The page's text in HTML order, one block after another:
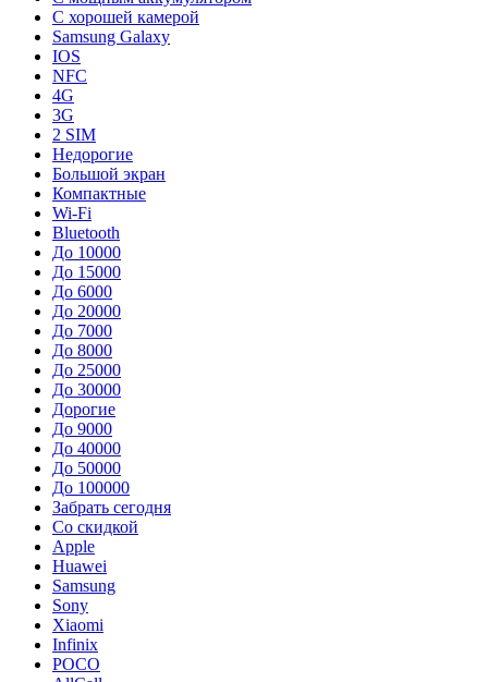
С хорошей камерой
Samsung Galaxy
IOS
NFC
4G
3G
2 SIM
Недорогие
Большой экран
Компактные
Wi-Fi
Bluetooth
До 10000
До 15000
До 6000
До 20000
До 7000
До 8000
До 25000
До 30000
Дорогие
До 9000
До 40000
До 50000
До 100000
Забрать сегодня
Со скидкой
Apple
Huawei
Samsung
Sony
Xiaomi
Infinix
POCO